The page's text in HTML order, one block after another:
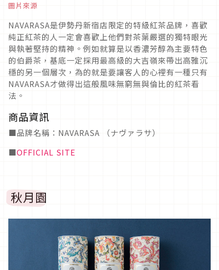
圖片來源
NAVARASA是伊勢丹新宿店限定的特級紅茶品牌，喜歡
純正紅茶的人一定會喜歡上他們對茶葉嚴選的獨特眼光
與執著堅持的精神。例如就算是以香濃芳醇為主要特色
的伯爵茶，基底一定採用最高級的大吉嶺來帶出高雅沉
穩的另一個層次，為的就是要讓客人的心裡有一種只有
NAVARASA才做得出這般風味無窮無與倫比的紅茶看
法。
商品資訊
■品牌名稱：NAVARASA （ナヴァラサ）
■OFFICIAL SITE
秋月園